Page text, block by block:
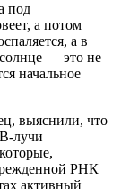
под
а потом
а в
— это не
начальное
выяснили, что
лучи
РНК
активный